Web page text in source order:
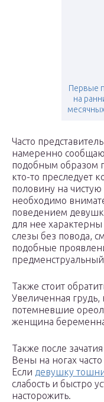
Первые
на
Часто
намеренно
подобным образом
кто-то преследует
половину на
необходимо
поведением
для нее
слезы без повода,
подобные
Также стоит
Увеличенная
потемневшие
женщина
Также после
Вены на ногах
Если девушку
слабость и быстро
насторожить.